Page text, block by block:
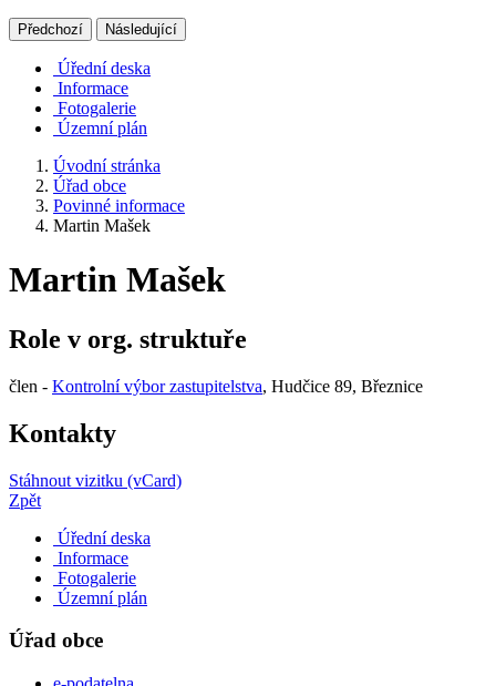
Předchozí Následující
Úřední deska
Informace
Fotogalerie
Územní plán
Úvodní stránka
Úřad obce
Povinné informace
Martin Mašek
Martin Mašek
Role v org. struktuře
člen - Kontrolní výbor zastupitelstva, Hudčice 89, Březnice
Kontakty
Stáhnout vizitku (vCard)
Zpět
Úřední deska
Informace
Fotogalerie
Územní plán
Úřad obce